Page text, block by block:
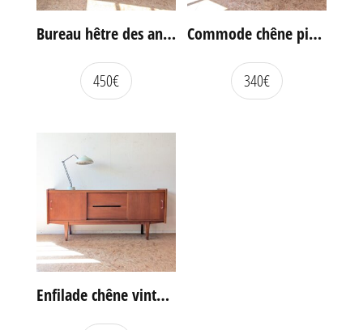
Bureau hêtre des années 60
450€
Commode chêne pieds compas vintage
340€
Enfilade chêne vintage portes coulissantes